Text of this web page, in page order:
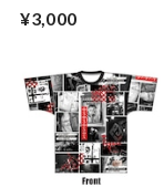
¥3,000